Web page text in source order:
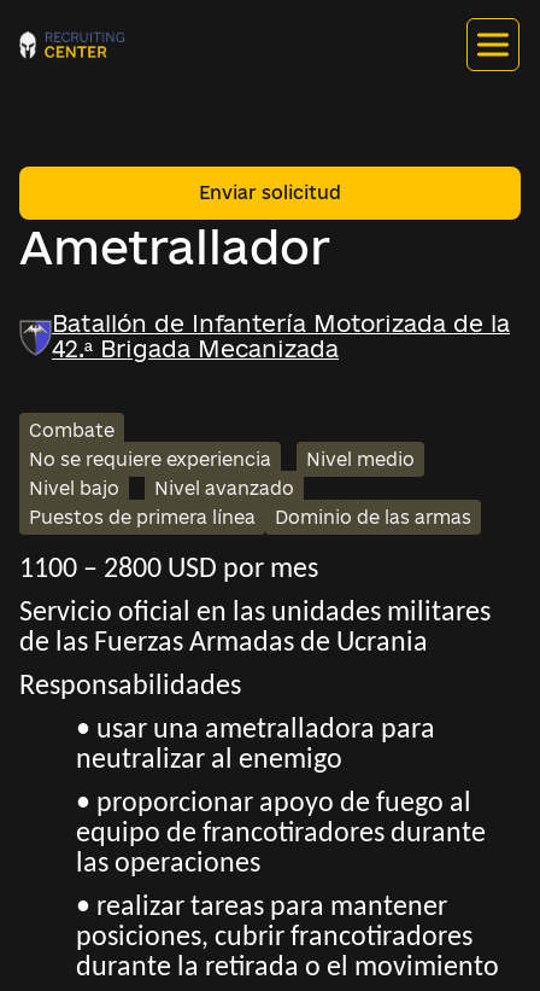
Ametrallador
Enviar solicitud
Batallón de Infantería Motorizada de la
42.ª Brigada Mecanizada
Combate
No se requiere experiencia
Nivel medio
Nivel bajo
Nivel avanzado
Puestos de primera línea
Dominio de las armas
1100 – 2800 USD por mes
Servicio oficial en las unidades militares
de las Fuerzas Armadas de Ucrania
Responsabilidades
• usar una ametralladora para
neutralizar al enemigo
• proporcionar apoyo de fuego al
equipo de francotiradores durante
las operaciones
• realizar tareas para mantener
posiciones, cubrir francotiradores
durante la retirada o el movimiento